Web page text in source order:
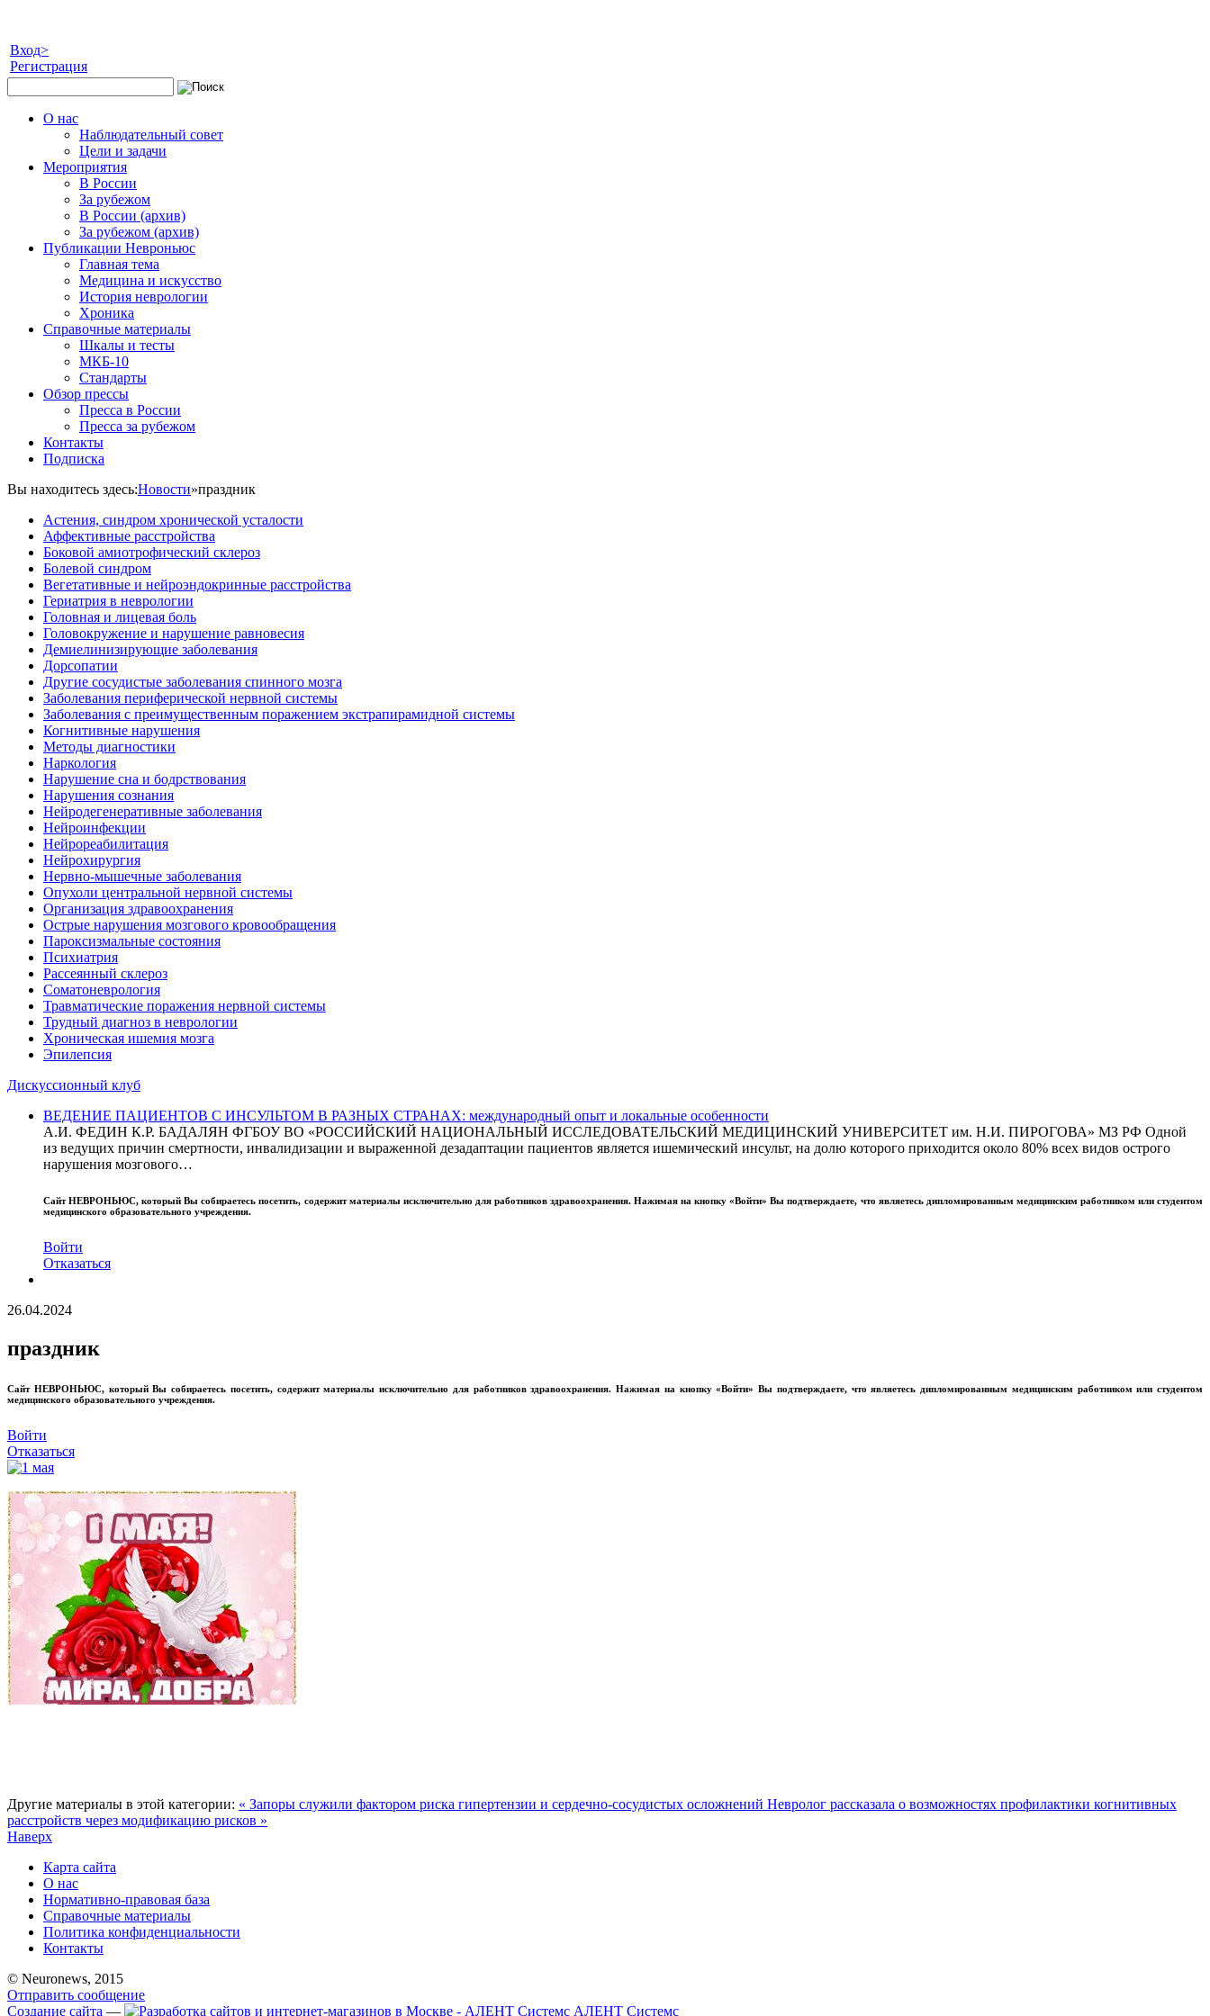
Вход>
Регистрация
О нас
Наблюдательный совет
Цели и задачи
Мероприятия
В России
За рубежом
В России (архив)
За рубежом (архив)
Публикации Невроньюс
Главная тема
Медицина и искусство
История неврологии
Хроника
Справочные материалы
Шкалы и тесты
МКБ-10
Стандарты
Обзор прессы
Пресса в России
Пресса за рубежом
Контакты
Подписка
Вы находитесь здесь:Новости»праздник
Астения, синдром хронической усталости
Аффективные расстройства
Боковой амиотрофический склероз
Болевой синдром
Вегетативные и нейроэндокринные расстройства
Гериатрия в неврологии
Головная и лицевая боль
Головокружение и нарушение равновесия
Демиелинизирующие заболевания
Дорсопатии
Другие сосудистые заболевания спинного мозга
Заболевания периферической нервной системы
Заболевания с преимущественным поражением экстрапирамидной системы
Когнитивные нарушения
Методы диагностики
Наркология
Нарушение сна и бодрствования
Нарушения сознания
Нейродегенеративные заболевания
Нейроинфекции
Нейрореабилитация
Нейрохирургия
Нервно-мышечные заболевания
Опухоли центральной нервной системы
Организация здравоохранения
Острые нарушения мозгового кровообращения
Пароксизмальные состояния
Психиатрия
Рассеянный склероз
Соматоневрология
Травматические поражения нервной системы
Трудный диагноз в неврологии
Хроническая ишемия мозга
Эпилепсия
Дискуссионный клуб
ВЕДЕНИЕ ПАЦИЕНТОВ С ИНСУЛЬТОМ В РАЗНЫХ СТРАНАХ: международный опыт и локальные особенности
А.И. ФЕДИН К.Р. БАДАЛЯН ФГБОУ ВО «РОССИЙСКИЙ НАЦИОНАЛЬНЫЙ ИССЛЕДОВАТЕЛЬСКИЙ МЕДИЦИНСКИЙ УНИВЕРСИТЕТ им. Н.И. ПИРОГОВА» МЗ РФ Одной
из ведущих причин смертности, инвалидизации и выраженной дезадаптации пациентов является ишемический инсульт, на долю которого приходится около 80% всех видов острого
нарушения мозгового…
СайтНЕВРОНЬЮС, который Вы собираетесь посетить, содержит материалы исключительно для работников здравоохранения. Нажимая на кнопку «Войти» Вы подтверждаете, что являетесь дипломированным медицинским работником или студентом
медицинского образовательного учреждения.
Войти
Отказаться
26.04.2024
праздник
Сайт НЕВРОНЬЮС, который Вы собираетесь посетить, содержит материалы исключительно для работников здравоохранения. Нажимая на кнопку «Войти» Вы подтверждаете, что являетесь дипломированным медицинским работником или студентом
медицинского образовательного учреждения.
Войти
Отказаться
Другие материалы в этой категории: « Запоры служили фактором риска гипертензии и сердечно-сосудистых осложнений Невролог рассказала о возможностях профилактики когнитивных
расстройств через модификацию рисков »
Наверх
Карта сайта
О нас
Нормативно-правовая база
Справочные материалы
Политика конфиденциальности
Контакты
© Neuronews, 2015
Отправить сообщение
Создание сайта — АЛЕНТ Системс